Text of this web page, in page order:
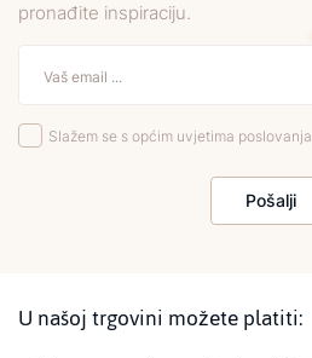
pronađite inspiraciju.
Slažem se s općim uvjetima poslovanja
Pošalji
U našoj trgovini možete platiti: